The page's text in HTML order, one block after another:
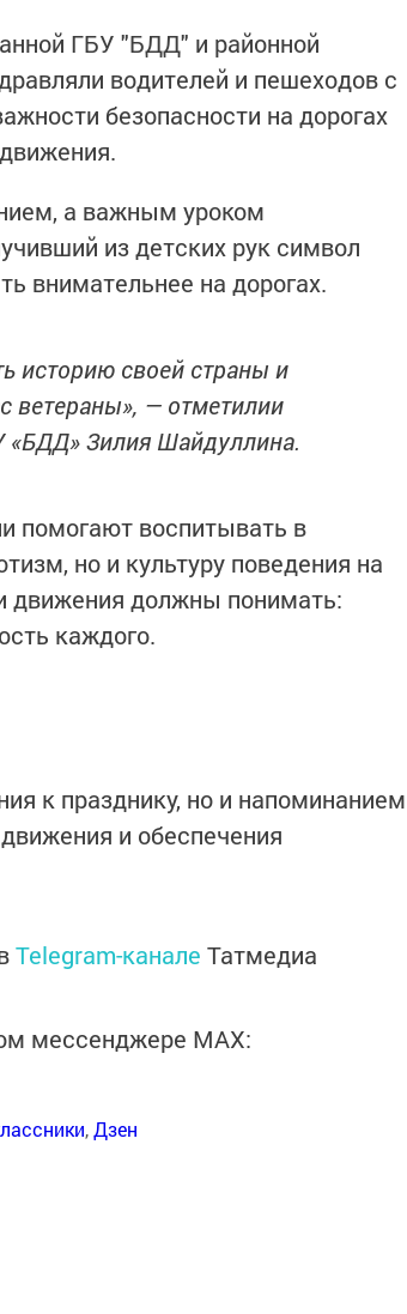
ГБУ "БДД" и районной
водителей и пешеходов с
безопасности на дорогах
а важным уроком
из детских рук символ
внимательнее на дорогах.
историю своей страны и
ветераны», — отметилии
«БДД» Зилия Шайдуллина.
помогают воспитывать в
но и культуру поведения на
движения должны понимать:
каждого.
к празднику, но и напоминанием
и обеспечения
Telegram-канале Татмедиа
мессенджере MАХ:
,Дзен